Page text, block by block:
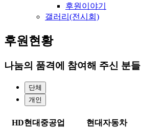
후원이야기
갤러리(전시회)
후원현황
나눔의 품격에 참여해 주신 분들
단체
개인
HD현대중공업 현대자동차